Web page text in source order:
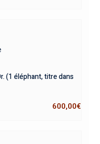
(1 éléphant, titre dans
600,00€